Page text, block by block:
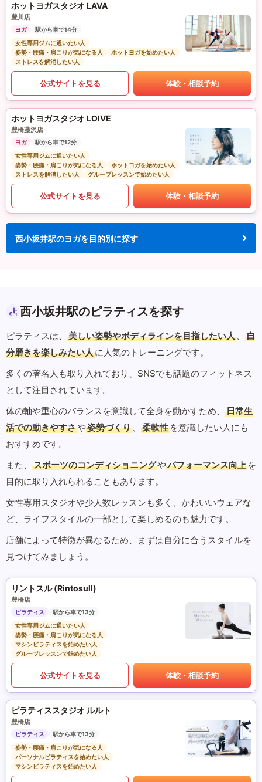
ホットヨガスタジオ LAVA
豊川店
ヨガ
駅から車で14分
女性専用ジムに通いたい人
姿勢・腰痛・肩こりが気になる人
ホットヨガを始めたい人
ストレスを解消したい人
公式サイトを見る 体験・相談予約
ホットヨガスタジオ LOIVE
豊橋藤沢店
ヨガ
駅から車で12分
女性専用ジムに通いたい人
姿勢・腰痛・肩こりが気になる人
ホットヨガを始めたい人
ストレスを解消したい人
グループレッスンで始めたい人
公式サイトを見る 体験・相談予約
西小坂井駅のヨガを目的別に探す
西小坂井駅のピラティスを探す
ピラティスは、 美しい姿勢やボディラインを目指したい人 、
自
分磨きを楽しみたい人に人気のトレーニングです。
多くの著名人も取り入れており、SNSでも話題のフィットネス
として注目されています。
体の軸や重心のバランスを意識して全身を動かすため、
日常生
活での動きやすさや姿勢づくり 、 柔軟性 を意識したい人にも
おすすめです。
また、
スポーツのコンディショニングやパフォーマンス向上 を
目的に取り入れられることもあります。
女性専用スタジオや少人数レッスンも多く、かわいいウェアな
ど、ライフスタイルの一部として楽しめるのも魅力です。
店舗によって特徴が異なるため、まずは自分に合うスタイルを
見つけてみましょう。
リントスル (Rintosull)
豊橋店
ピラティス
駅から車で13分
女性専用ジムに通いたい人
姿勢・腰痛・肩こりが気になる人
マシンピラティスを始めたい人
グループレッスンで始めたい人
公式サイトを見る 体験・相談予約
ピラティススタジオ ルルト
豊橋店
ピラティス
駅から車で13分
姿勢・腰痛・肩こりが気になる人
パーソナルピラティスを始めたい人
マシンピラティスを始めたい人